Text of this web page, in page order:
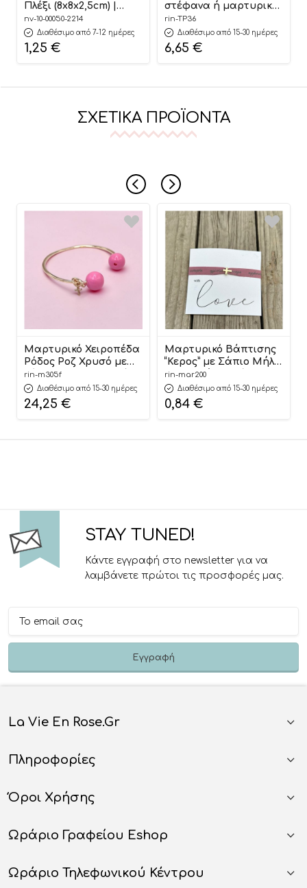
Πλέξι (8x8x2,5cm) |
NU2214
nv-10-00050-2214
Διαθέσιμο από 7-12 ημέρες
1,25 €
στέφανα ή μαρτυρικά)
| ΤΡ36
rin-TP36
Διαθέσιμο από 15-30 ημέρες
6,65 €
ΣΧΕΤΙΚΆ ΠΡΟΪΌΝΤΑ
Μαρτυρικό Χειροπέδα
Ρόδος Ροζ Χρυσό με
Κόμπο & Σταυρουδάκι
Γυναικείο Βραχιόλι (25
τεμάχια) | Μ305Φ
Riniotis
rin-m305f
Διαθέσιμο από 15-30 ημέρες
24,25 €
Μαρτυρικό Βάπτισης
“Κερος” με Σάπιο Μήλο,
Ελαστική Κορδέλα &
Καρτελάκι | ΜΑΡ200
Riniotis
rin-mar200
Διαθέσιμο από 15-30 ημέρες
0,84 €
STAY TUNED!
Κάντε εγγραφή στο newsletter για να
λαμβάνετε πρώτοι τις προσφορές μας.
La Vie En Rose.gr
Πληροφορίες
Όροι Χρήσης
Ωράριο Γραφείου Eshop
Ωράριο Τηλεφωνικού Κέντρου